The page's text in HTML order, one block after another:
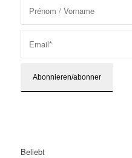
Beliebt